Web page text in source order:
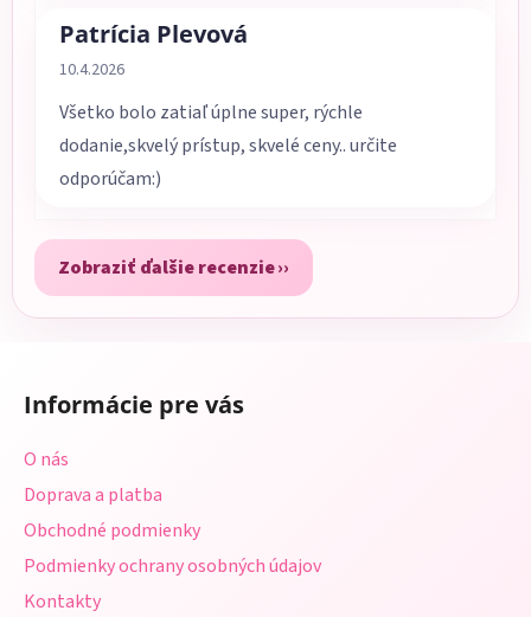
Patrícia Plevová
Hodnotenie obchodu je 5 z 5 hviezdičiek.
10.4.2026
Všetko bolo zatiaľ úplne super, rýchle
dodanie,skvelý prístup, skvelé ceny.. určite
odporúčam:)
Zobraziť ďalšie recenzie
Informácie pre vás
O nás
Doprava a platba
Obchodné podmienky
Podmienky ochrany osobných údajov
Kontakty